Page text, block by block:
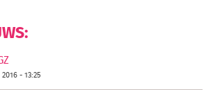
- 13:25